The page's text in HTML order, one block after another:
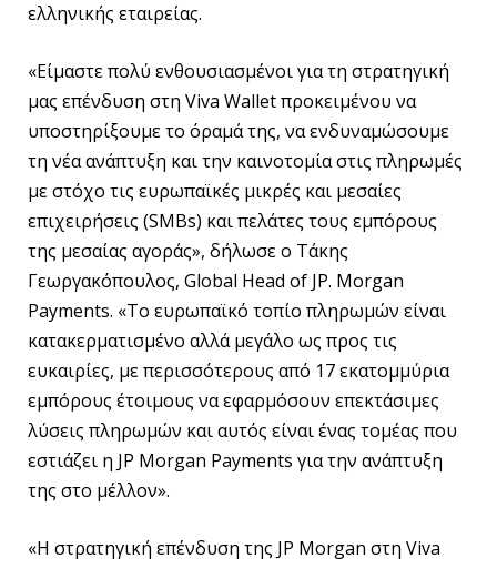
ελληνικής εταιρείας.
«Είμαστε πολύ ενθουσιασμένοι για τη στρατηγική
μας επένδυση στη Viva Wallet προκειμένου να
υποστηρίξουμε το όραμά της, να ενδυναμώσουμε
τη νέα ανάπτυξη και την καινοτομία στις πληρωμές
με στόχο τις ευρωπαϊκές μικρές και μεσαίες
επιχειρήσεις (SMBs) και πελάτες τους εμπόρους
της μεσαίας αγοράς», δήλωσε ο Τάκης
Γεωργακόπουλος, Global Head of JP. Morgan
Payments. «Το ευρωπαϊκό τοπίο πληρωμών είναι
κατακερματισμένο αλλά μεγάλο ως προς τις
ευκαιρίες, με περισσότερους από 17 εκατομμύρια
εμπόρους έτοιμους να εφαρμόσουν επεκτάσιμες
λύσεις πληρωμών και αυτός είναι ένας τομέας που
εστιάζει η JP Morgan Payments για την ανάπτυξη
της στο μέλλον».
«Η στρατηγική επένδυση της JP Morgan στη Viva